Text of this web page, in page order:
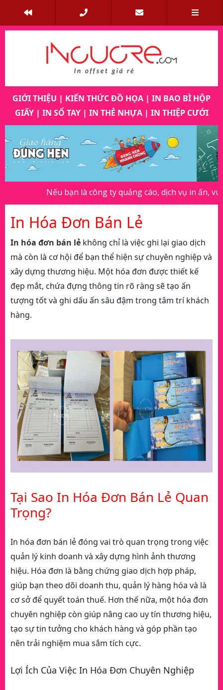
GIỚI THIỆU | KIẾN THỨC ĐỒ HỌA | IN BAO BÌ HỘP
GIẤY| IN SỔ TAY| IN THẺ NHỰA| IN THIỆP CƯỚI
Previous Next
Nếu bạn là công ty quảng cáo, dịch vụ in ấn, vui
In Hóa Đơn Bán Lẻ
In hóa đơn bán lẻ không chỉ là việc ghi lại giao dịch
mà còn là cơ hội để bạn thể hiện sự chuyên nghiệp và
xây dựng thương hiệu. Một hóa đơn được thiết kế
đẹp mắt, chứa đựng thông tin rõ ràng sẽ tạo ấn
tượng tốt và ghi dấu ấn sâu đậm trong tâm trí khách
hàng.
Tại Sao In Hóa Đơn Bán Lẻ Quan
Trọng?
In hóa đơn bán lẻ đóng vai trò quan trọng trong việc
quản lý kinh doanh và xây dựng hình ảnh thương
hiệu. Hóa đơn là bằng chứng giao dịch hợp pháp,
giúp bạn theo dõi doanh thu, quản lý hàng hóa và là
cơ sở để quyết toán thuế. Hơn thế nữa, một hóa đơn
chuyên nghiệp còn giúp nâng cao uy tín thương hiệu,
tạo sự tin tưởng cho khách hàng và góp phần tạo
nên trải nghiệm mua sắm tích cực.
Lợi Ích Của Việc In Hóa Đơn Chuyên Nghiệp